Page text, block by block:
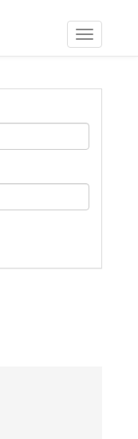
Toggle